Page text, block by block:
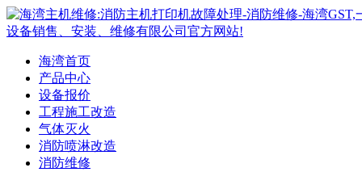
海湾首页
产品中心
设备报价
工程施工改造
气体灭火
消防喷淋改造
消防维修